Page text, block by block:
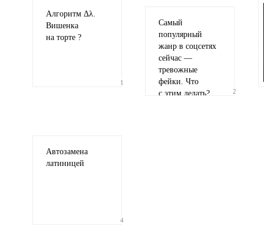
Алгоритм Δλ.
Вишенка
на торте ?
1
Самый
популярный
жанр в соцсетях
сейчас —
тревожные
фейки. Что
с этим делать?
2
Автозамена
латиницей
4